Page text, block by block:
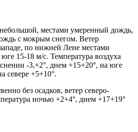
местами умеренный дождь,
с мокрым снегом. Ветер
по нижней Лене местами
15-18 м/с. Температура воздуха
-3,+2°, днем +15+20°, на юге
севере +5+10°.
без осадков, ветер северо-
ночью +2+4°, днем +17+19°